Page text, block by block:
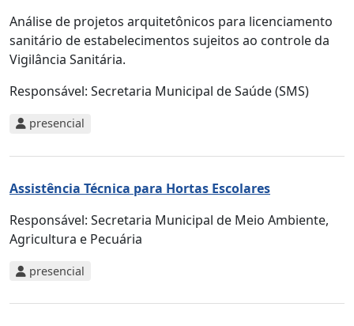
Análise de projetos arquitetônicos para licenciamento
sanitário de estabelecimentos sujeitos ao controle da
Vigilância Sanitária.
Responsável: Secretaria Municipal de Saúde (SMS)
presencial
Assistência Técnica para Hortas Escolares
Responsável: Secretaria Municipal de Meio Ambiente,
Agricultura e Pecuária
presencial